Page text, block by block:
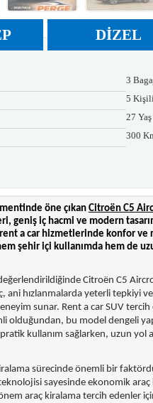
DIZEL
3
5
27
300
öne çıkan Citroën C5
geniş iç hacmi ve modern
a car hizmetlerinde konfor ve
şehir içi kullanımda hem de
Citroën C5
ani hızlanmalarda yeterli tepkiyi
sunar. Rent a car SUV tercih
olduğundan, bu model dengeli
kullanım sağlarken, uzun yol
sürecinde önemli bir
sayesinde ekonomik araç
araç kiralama tercih edenler